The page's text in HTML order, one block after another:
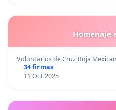
Homenaje
Voluntarios de Cruz Roja
34 firmas
11 Oct 2025